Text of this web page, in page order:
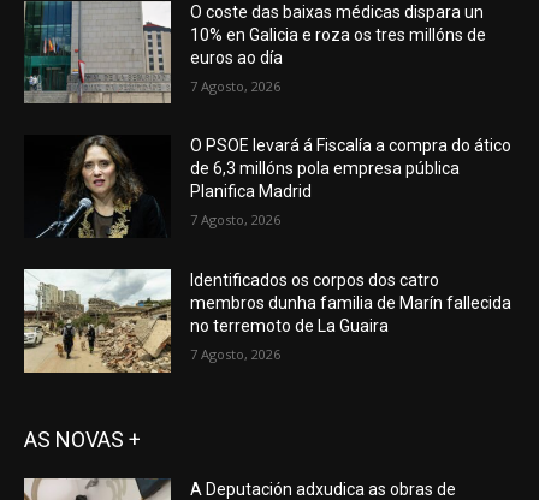
O coste das baixas médicas dispara un
10% en Galicia e roza os tres millóns de
euros ao día
7 Agosto, 2026
O PSOE levará á Fiscalía a compra do ático
de 6,3 millóns pola empresa pública
Planifica Madrid
7 Agosto, 2026
Identificados os corpos dos catro
membros dunha familia de Marín fallecida
no terremoto de La Guaira
7 Agosto, 2026
AS NOVAS +
A Deputación adxudica as obras de